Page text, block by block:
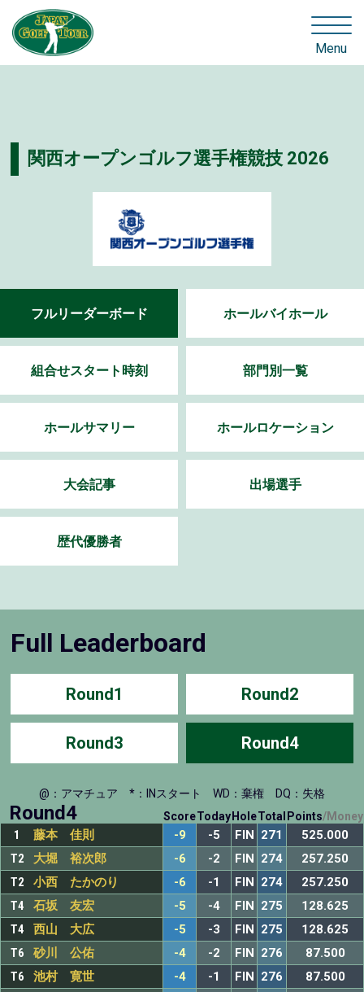
Menu
関西オープンゴルフ選手権競技 2026
フルリーダーボード ホールバイホール
組合せスタート時刻 部門別一覧
ホールサマリー ホールロケーション
大会記事 出場選手
歴代優勝者
Full Leaderboard
Round1 Round2
Round3 Round4
@：アマチュア *：INスタート WD：棄権 DQ：失格
Round4 ScoreToday HoleTotal Points/Money
1 藤本 佳則 -9 -5 FIN 271
525.000
T2
大堀 裕次郎 -6 -2 FIN 274
257.250
T2
小西 たかのり -6 -1 FIN 274
257.250
T4
石坂 友宏 -5 -4 FIN 275
128.625
T4
西山 大広 -5 -3 FIN 275
128.625
T6
砂川 公佑 -4 -2 FIN 276
87.500
T6
池村 寛世 -4 -1 FIN 276
87.500